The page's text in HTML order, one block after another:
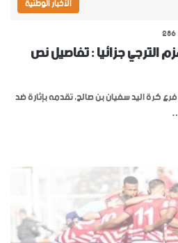
286
الترجي جزائيا : تفاصيل نص
كرة اليد سفيان بن صالح، تقدمه بإثارة ضد